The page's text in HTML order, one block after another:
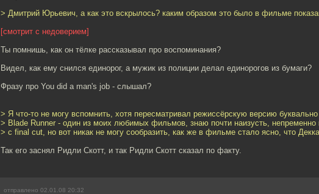
> Дмитрий Юрьевич, а как это вскрылось? каким образом это было в фильме
[смотрит с недоверием]
Ты помнишь, как он тёлке рассказывал про воспоминания?
Видел, как ему снился единорог, а мужик из полиции делал единорогов из бумаги?
Фразу про You did a man's job - слышал?
> Я что-то не могу вспомнить, хотя пересматривал режиссёрскую версию
> Blade Runner - один из моих любимых фильмов, знаю почти наизусть, непременно
> с final cut, но вот никак не могу сообразить, как же в фильме стало ясно, что
Так его заснял Ридли Скотт, и так Ридли Скотт сказал по факту.
отправлено 02.01.08 20:32